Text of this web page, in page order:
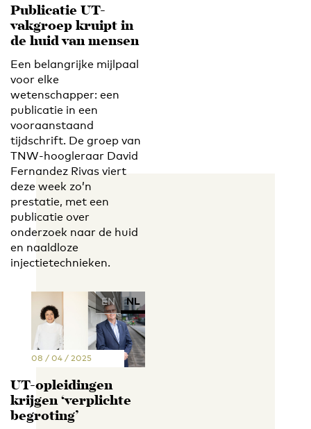
Publicatie UT-
vakgroep kruipt in
de huid van mensen
Een belangrijke mijlpaal
voor elke
wetenschapper: een
publicatie in een
vooraanstaand
tijdschrift. De groep van
TNW-hoogleraar David
Fernandez Rivas viert
deze week zo’n
prestatie, met een
publicatie over
onderzoek naar de huid
en naaldloze
injectietechnieken.
EN NL
08 / 04 / 2025
UT-opleidingen
krijgen ‘verplichte
begroting’